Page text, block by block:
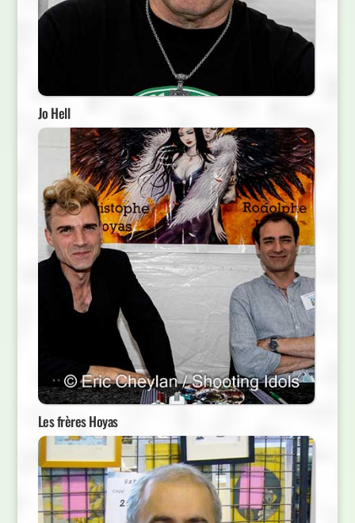
Jo Hell
Les frères Hoyas